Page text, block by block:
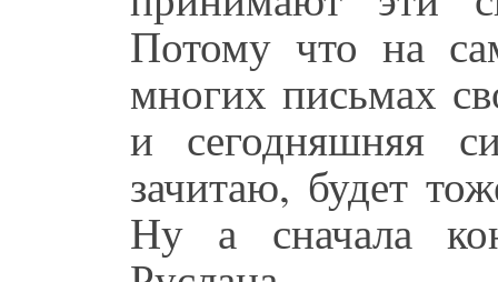
Потому что на
многих письмах
и сегодняшняя
зачитаю, будет
Ну а сначала